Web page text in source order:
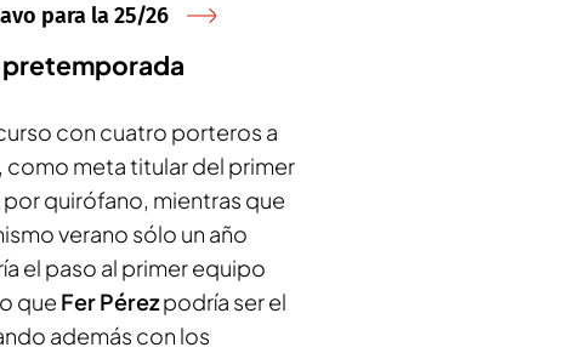
para la 25/26
pretemporada
con cuatro porteros a
como meta titular del primer
quirófano, mientras que
verano sólo un año
el paso al primer equipo
que Fer Pérezpodría ser el
además con los